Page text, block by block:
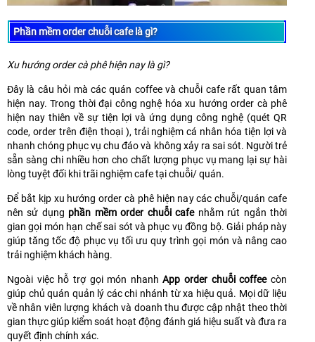
Phần mềm order chuỗi cafe là gì?
Xu hướng order cà phê hiện nay là gì?
Đây là câu hỏi mà các quán coffee và chuỗi cafe rất quan tâm
hiện nay. Trong thời đại công nghệ hóa xu hướng order cà phê
hiện nay thiên về sự tiện lợi và ứng dụng công nghệ (quét QR
code, order trên điện thoại ), trải nghiệm cá nhân hóa tiện lợi và
nhanh chóng phục vụ chu đáo và không xảy ra sai sót. Người trẻ
sẵn sàng chi nhiều hơn cho chất lượng phục vụ mang lại sự hài
lòng tuyệt đối khi trãi nghiệm cafe tại chuỗi/ quán.
Để bắt kịp xu hướng order cà phê hiện nay các chuỗi/quán cafe
nên sử dụng phần mềm order chuỗi cafenhằm rút ngắn thời
gian gọi món hạn chế sai sót và phục vụ đồng bộ. Giải pháp này
giúp tăng tốc độ phục vụ tối ưu quy trình gọi món và nâng cao
trải nghiệm khách hàng.
Ngoài việc hỗ trợ gọi món nhanhApp order chuỗi coffeecòn
giúp chủ quán quản lý các chi nhánh từ xa hiệu quả. Mọi dữ liệu
về nhân viên lượng khách và doanh thu được cập nhật theo thời
gian thực giúp kiểm soát hoạt động đánh giá hiệu suất và đưa ra
quyết định chính xác.